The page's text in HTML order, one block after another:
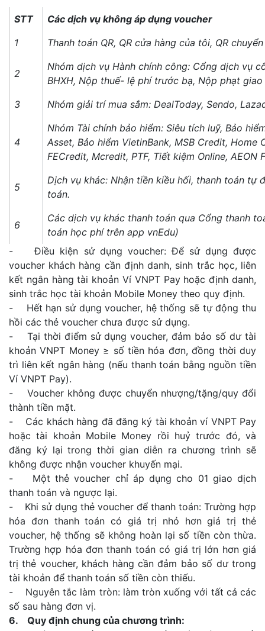
STT
Các dịch vụ không áp dụng voucher
1
Thanh toán QR, QR cửa hàng của tôi, QR
2
Nhóm dịch vụ Hành chính công: Cổng dịch vụ
BHXH, Nộp thuế- lệ phí trước bạ, Nộp phạt
3
Nhóm giải trí mua sắm: DealToday, Sendo,
4
Nhóm Tài chính bảo hiểm: Siêu tích luỹ, Bảo
Asset, Bảo hiểm VietinBank, MSB Credit, Home
FECredit, Mcredit, PTF, Tiết kiệm Online, AEON
5
Dịch vụ khác: Nhận tiền kiều hối, thanh toán tự
toán.
6
Các dịch vụ khác thanh toán qua Cổng thanh
toán học phí trên app vnEdu)
- Điều kiện sử dụng voucher: Để sử dụng được
voucher khách hàng cần định danh, sinh trắc học, liên
kết ngân hàng tài khoản Ví VNPT Pay hoặc định danh,
sinh trắc học tài khoản Mobile Money theo quy định.
- Hết hạn sử dụng voucher, hệ thống sẽ tự động thu
hồi các thẻ voucher chưa được sử dụng.
- Tại thời điểm sử dụng voucher, đảm bảo số dư tài
khoản VNPT Money ≥ số tiền hóa đơn, đồng thời duy
trì liên kết ngân hàng (nếu thanh toán bằng nguồn tiền
Ví VNPT Pay).
- Voucher không được chuyển nhượng/tặng/quy đổi
thành tiền mặt.
- Các khách hàng đã đăng ký tài khoản ví VNPT Pay
hoặc tài khoản Mobile Money rồi huỷ trước đó, và
đăng ký lại trong thời gian diễn ra chương trình sẽ
không được nhận voucher khuyến mại.
- Một thẻ voucher chỉ áp dụng cho 01 giao dịch
thanh toán và ngược lại.
- Khi sử dụng thẻ voucher để thanh toán: Trường hợp
hóa đơn thanh toán có giá trị nhỏ hơn giá trị thẻ
voucher, hệ thống sẽ không hoàn lại số tiền còn thừa.
Trường hợp hóa đơn thanh toán có giá trị lớn hơn giá
trị thẻ voucher, khách hàng cần đảm bảo số dư trong
tài khoản để thanh toán số tiền còn thiếu.
- Nguyên tắc làm tròn: làm tròn xuống với tất cả các
số sau hàng đơn vị.
6. Quy định chung của chương trình: